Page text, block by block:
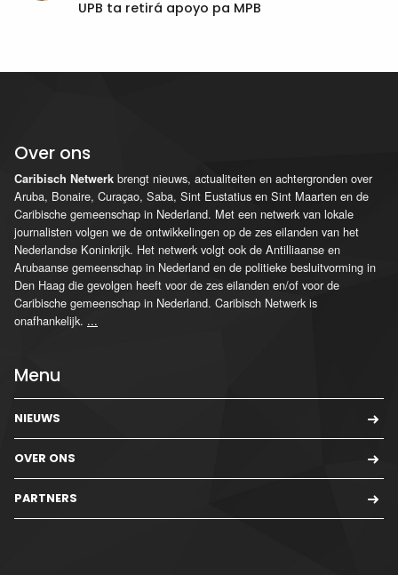
UPB ta retirá apoyo pa MPB
Over ons
Caribisch Netwerk brengt nieuws, actualiteiten en achtergronden over
Aruba, Bonaire, Curaçao, Saba, Sint Eustatius en Sint Maarten en de
Caribische gemeenschap in Nederland. Met een netwerk van lokale
journalisten volgen we de ontwikkelingen op de zes eilanden van het
Nederlandse Koninkrijk. Het netwerk volgt ook de Antilliaanse en
Arubaanse gemeenschap in Nederland en de politieke besluitvorming in
Den Haag die gevolgen heeft voor de zes eilanden en/of voor de
Caribische gemeenschap in Nederland. Caribisch Netwerk is
onafhankelijk. ...
Menu
NIEUWS
OVER ONS
PARTNERS